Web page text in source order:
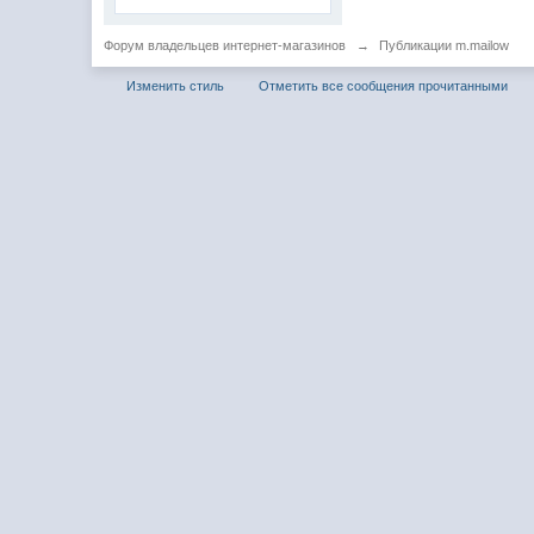
Форум владельцев интернет-магазинов → Публикации m.mailow
Изменить стиль Отметить все сообщения прочитанными